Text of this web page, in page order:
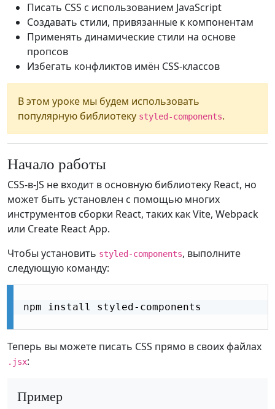
Писать CSS с использованием JavaScript
Создавать стили, привязанные к компонентам
Применять динамические стили на основе
пропсов
Избегать конфликтов имён CSS-классов
В этом уроке мы будем использовать
популярную библиотеку styled-components.
Начало работы
CSS-в-JS не входит в основную библиотеку React, но
может быть установлен с помощью многих
инструментов сборки React, таких как Vite, Webpack
или Create React App.
Чтобы установить styled-components, выполните
следующую команду:
npm install styled-components
Теперь вы можете писать CSS прямо в своих файлах
.jsx:
Пример